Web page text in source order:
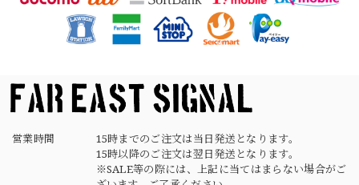
German Army Rubber Suspenders "Used" ドイツ軍 ラバーサスペンダー
2026/04/02
営業時間
15時までのご注文は当日発送となります。
15時以降のご注文は翌日発送となります。
※SALE等の際には、上記に当てはまらない場合がご